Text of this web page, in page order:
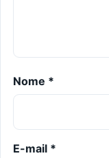
Nome *
E-mail *